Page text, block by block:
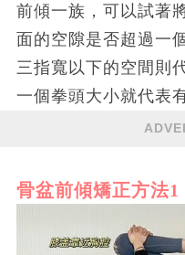
前傾一族，可以試著
面的空隙是否超過一
三指寬以下的空間則
一個拳頭大小就代表
骨盆前傾矯正方法1